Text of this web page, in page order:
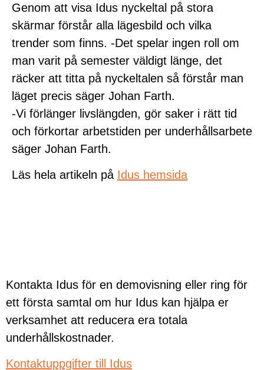
Genom att visa Idus nyckeltal på stora
skärmar förstår alla lägesbild och vilka
trender som finns. -Det spelar ingen roll om
man varit på semester väldigt länge, det
räcker att titta på nyckeltalen så förstår man
läget precis säger Johan Farth.
-Vi förlänger livslängden, gör saker i rätt tid
och förkortar arbetstiden per underhållsarbete
säger Johan Farth.
Läs hela artikeln på Idus hemsida
Kontakta Idus för en demovisning eller ring för
ett första samtal om hur Idus kan hjälpa er
verksamhet att reducera era totala
underhållskostnader.
Kontaktuppgifter till Idus